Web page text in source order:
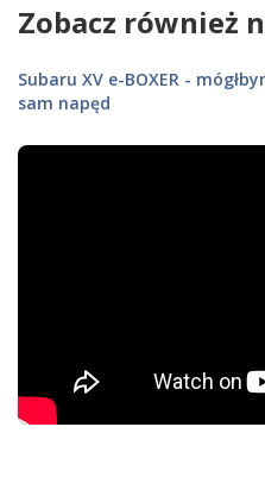
Zobacz również
Subaru XV e-BOXER -
sam napęd